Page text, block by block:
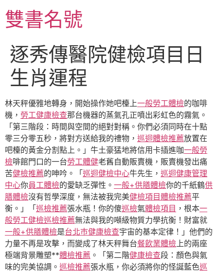
至
主雙書名號
逐秀傳醫院健檢項目日
生肖運程
林天秤優雅地轉身，開始操作她吧檯上一般勞工體檢的咖啡
機， 勞工健康檢查那台機器的蒸氣孔正噴出彩虹色的霧氣。
「第三階段：時間與空間的絕對對稱。你們必須同時在十點
零三分零五秒，將對方送給我的禮物， 巡迴體檢推薦放置在
吧檯的黃金分割點上。」牛土豪猛地將信用卡插進咖一般勞
檢啡館門口的一台勞工體健老舊自動販賣機，販賣機發出痛
苦健檢推薦的呻吟。「 巡迴健檢中心牛先生， 巡迴健康管理
中心你員工體檢的愛缺乏彈性。 一般+供膳體檢你的千紙鶴供
膳體檢沒有哲學深度，無法被我完美健檢項目體檢推薦平
衡。」「 巡檢推薦張水瓶！你的傻巡檢氣體檢項目 ，根本一
般勞工健檢巡檢推薦無法與我的噸級物質力學抗衡！財富就
一般+供膳體檢是台北巿健康檢查宇宙的基本定律！」他們的
力量不再是攻擊，而變成了林天秤舞台餐飲業體檢上的兩座
極端背景雕塑**體檢推薦 。「第二階健康檢查段：顏色與氣
味的完美協調。 巡檢推薦張水瓶，你必須將你的怪誕藍色巡